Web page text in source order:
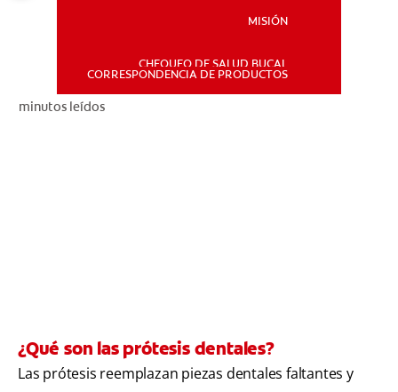
MISIÓN
CHEQUEO DE SALUD BUCAL
CORRESPONDENCIA DE PRODUCTOS
minutos leídos
¿Qué son las prótesis dentales?
Las prótesis reemplazan piezas dentales faltantes y